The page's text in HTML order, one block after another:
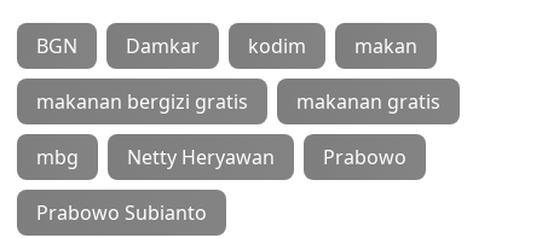
BGN Damkar kodim makan
makanan bergizi gratis makanan gratis
mbg Netty Heryawan Prabowo
Prabowo Subianto